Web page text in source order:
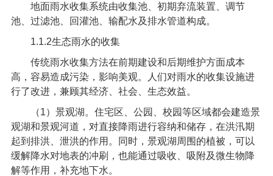
地面雨水收集系统由收集池、初期弃流装置、调节
池、过滤池、回灌池、输配水及排水管道构成。
1.1.2生态雨水的收集
传统雨水收集方法在前期建设和后期维护方面成本
高，容易造成污染，影响美观。人们对雨水的收集设施进
行了改进，兼顾其经济、社会、生态效益。
（1）景观湖。住宅区、公园、校园等区域都会建造景
观湖和景观河道，对直接降雨进行容纳和储存，在洪汛期
起到排洪、泄洪的作用。同时，景观湖周围的植被，可以
缓解降水对地表的冲刷，也能通过吸收、吸附及微生物降
解等作用，补充地下水。